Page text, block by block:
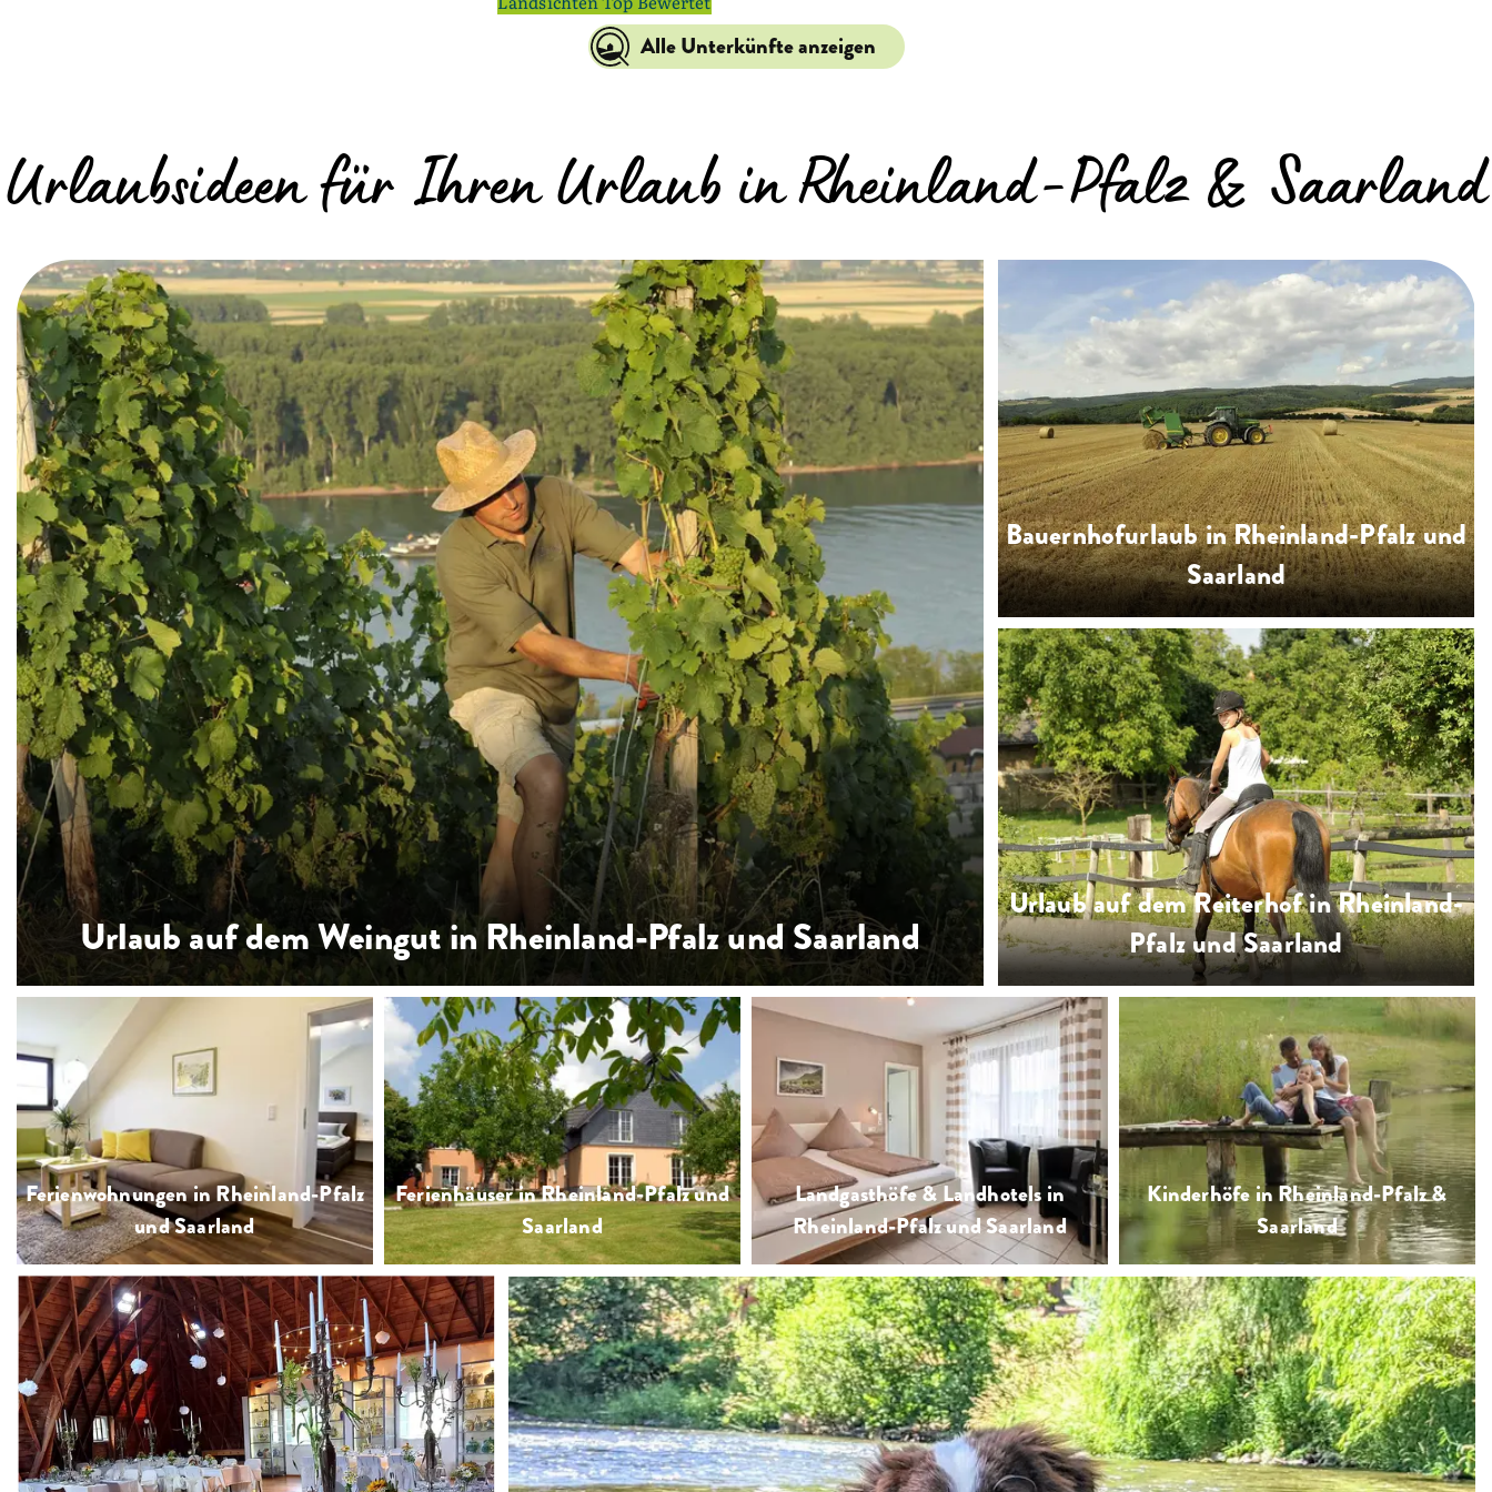
Alle Unterkünfte anzeigen
Urlaubsideen für Ihren Urlaub in Rheinland-Pfalz & Saarland
Urlaub auf dem Weingut in Rheinland-Pfalz und Saarland
Urlaub auf dem Weingut beim Winzer erleben und genießen mit Weinwanderung,
Weinlese, Weinprobe und Weinverkauf
Bauernhofurlaub in Rheinland-Pfalz und
Saarland
Landwirtschaft erleben bei einem
Bauernhofurlaub mit Ihrer Familie
auf zahlreichen Bauernhöfen in
Rheinland-Pfalz & Saarland
…
Urlaub auf dem Reiterhof in Rheinland-
Pfalz und Saarland
Reiterhöfe laden ein zu
erlebnisreichem Urlaub auf dem
Reiterhof und zu Reiterferien mit
Reitunterricht und Ausritten ins
Gelände
…
Ferienwohnungen in Rheinland-Pfalz
und Saarland
Ferienhäuser in Rheinland-Pfalz und
Saarland
Landgasthöfe & Landhotels in
Rheinland-Pfalz und Saarland
Kinderhöfe in Rheinland-Pfalz &
Saarland